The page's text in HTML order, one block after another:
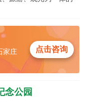
家庄
点击咨询
念公园